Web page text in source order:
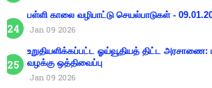
பள்ளி காலை வழிபாட்டு செயல்பாடுகள் -
Jan 09 2026
உறுதியளிக்கப்பட்ட ஓய்வூதியத் திட்ட அரசாணை:
வழக்கு ஒத்திவைப்பு
Jan 09 2026